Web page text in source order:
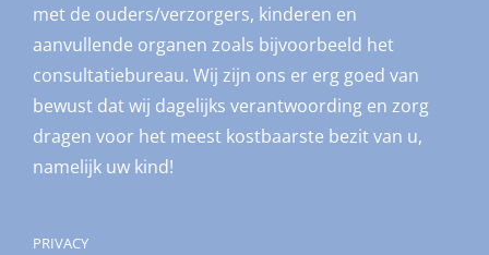
met de ouders/verzorgers, kinderen en
aanvullende organen zoals bijvoorbeeld het
consultatiebureau. Wij zijn ons er erg goed van
bewust dat wij dagelijks verantwoording en zorg
dragen voor het meest kostbaarste bezit van u,
namelijk uw kind!
PRIVACY